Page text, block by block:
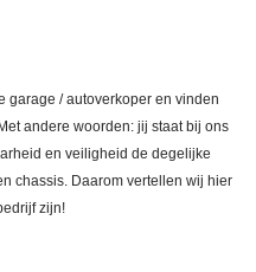
garage / autoverkoper en vinden
andere woorden: jij staat bij ons
en veiligheid de degelijke
chassis. Daarom vertellen wij hier
zijn!